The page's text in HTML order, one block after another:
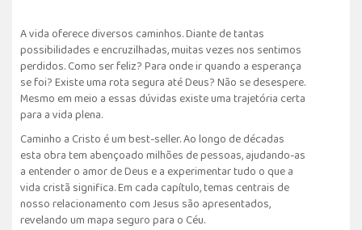
A vida oferece diversos caminhos. Diante de tantas
possibilidades e encruzilhadas, muitas vezes nos sentimos
perdidos. Como ser feliz? Para onde ir quando a esperança
se foi? Existe uma rota segura até Deus? Não se desespere.
Mesmo em meio a essas dúvidas existe uma trajetória certa
para a vida plena.
Caminho a Cristo é um best-seller. Ao longo de décadas
esta obra tem abençoado milhões de pessoas, ajudando-as
a entender o amor de Deus e a experimentar tudo o que a
vida cristã significa. Em cada capítulo, temas centrais de
nosso relacionamento com Jesus são apresentados,
revelando um mapa seguro para o Céu.